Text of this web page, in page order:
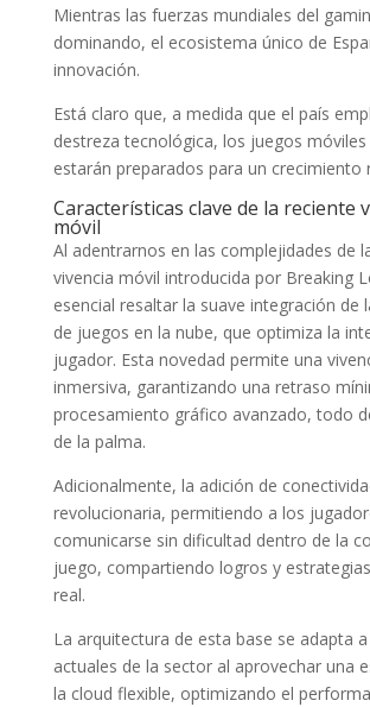
Mientras las fuerzas mundiales del
dominando, el ecosistema único de
innovación.
Está claro que, a medida que el país
destreza tecnológica, los juegos móviles
estarán preparados para un crecimiento
Características clave de la reciente
móvil
Al adentrarnos en las complejidades de
vivencia móvil introducida por Breaking
esencial resaltar la suave integración de
de juegos en la nube, que optimiza la
jugador. Esta novedad permite una
inmersiva, garantizando una retraso
procesamiento gráfico avanzado, todo
de la palma.
Adicionalmente, la adición de
revolucionaria, permitiendo a los
comunicarse sin dificultad dentro de la
juego, compartiendo logros y
real.
La arquitectura de esta base se adapta
actuales de la sector al aprovechar una
la cloud flexible, optimizando el